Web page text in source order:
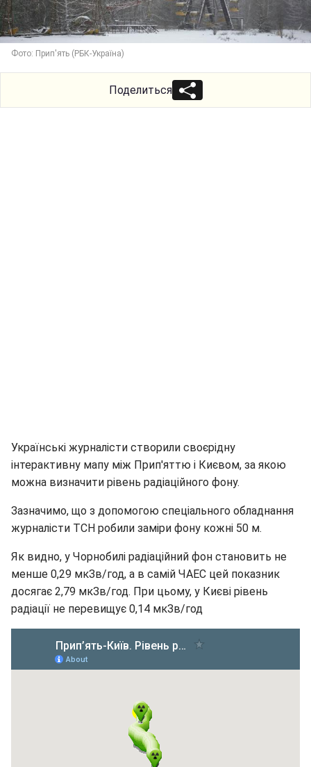
Фото: Прип'ять (РБК-Україна)
Поделиться
Українські журналісти створили своєрідну
інтерактивну мапу між Прип'яттю і Києвом, за якою
можна визначити рівень радіаційного фону.
Зазначимо, що з допомогою спеціального обладнання
журналісти ТСН робили заміри фону кожні 50 м.
Як видно, у Чорнобилі радіаційний фон становить не
менше 0,29 мкЗв/год, а в самій ЧАЕС цей показник
досягає 2,79 мкЗв/год. При цьому, у Києві рівень
радіації не перевищує 0,14 мкЗв/год